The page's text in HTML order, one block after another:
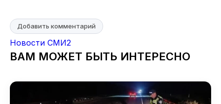
Добавить комментарий
Новости СМИ2
ВАМ МОЖЕТ БЫТЬ ИНТЕРЕСНО